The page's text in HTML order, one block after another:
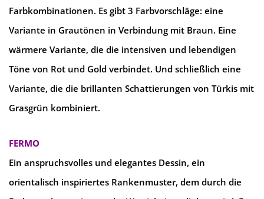
Farbkombinationen. Es gibt 3 Farbvorschläge: eine
Variante in Grautönen in Verbindung mit Braun. Eine
wärmere Variante, die die intensiven und lebendigen
Töne von Rot und Gold verbindet. Und schließlich eine
Variante, die die brillanten Schattierungen von Türkis mit
Grasgrün kombiniert.
FERMO
Ein anspruchsvolles und elegantes Dessin, ein
orientalisch inspiriertes Rankenmuster, dem durch die